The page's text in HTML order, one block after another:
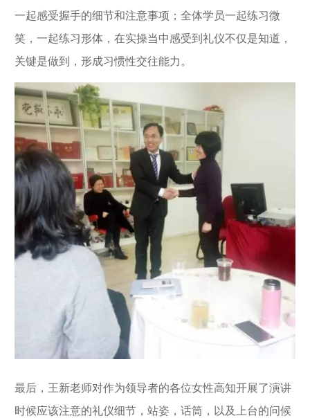
一起感受握手的细节和注意事项；全体学员一起练习微
笑，一起练习形体，在实操当中感受到礼仪不仅是知道，
关键是做到，形成习惯性交往能力。
最后，王新老师对作为领导者的各位女性高知开展了演讲
时候应该注意的礼仪细节，站姿，话筒，以及上台的问候